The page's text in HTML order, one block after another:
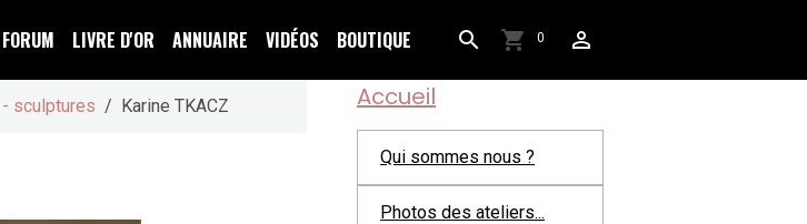
FORUM LIVRE D'OR ANNUAIRE VIDÉOS BOUTIQUE 0
sculptures Karine TKACZ Accueil
Qui sommes nous ?
Photos des ateliers...